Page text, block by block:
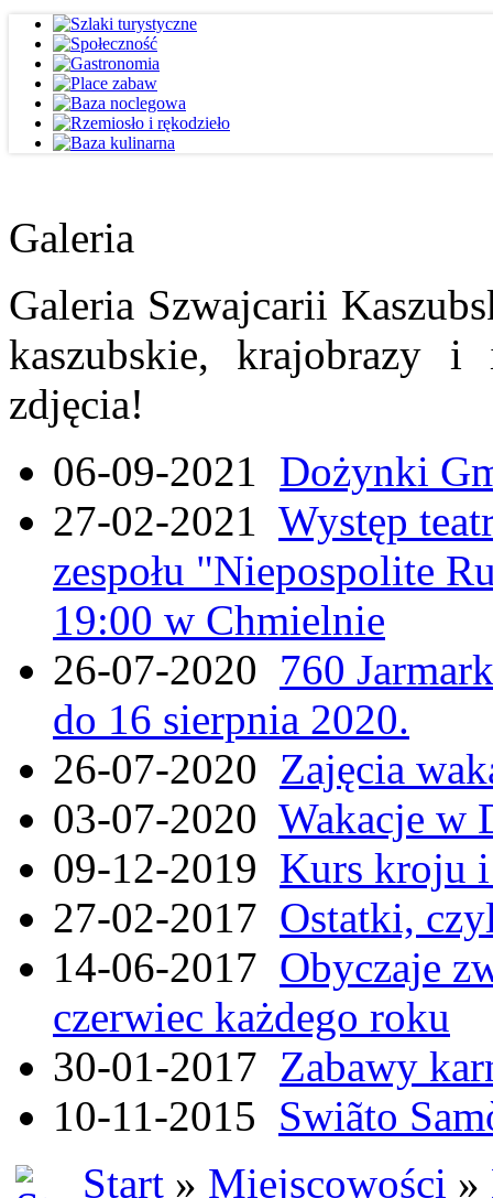
Galeria
Galeria Szwajcarii
kaszubskie, krajobrazy
zdjęcia!
06-09-2021 Dożynki
27-02-2021 Występ
zespołu "Niepospolite
19:00 w Chmielnie
26-07-2020 760
do 16 sierpnia 2020.
26-07-2020 Zajęcia
03-07-2020 Wakacje w
09-12-2019 Kurs kroju i
27-02-2017 Ostatki,
14-06-2017 Obyczaje
czerwiec każdego roku
30-01-2017 Zabawy
10-11-2015 Swiãto
Start » Miejscowości »